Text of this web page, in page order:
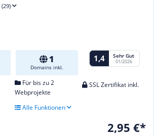
(29)
1
Domains inkl.
1,4 Sehr Gut
01/2026
Für bis zu 2
Webprojekte
SSL Zertifikat inkl.
Alle Funktionen
2,95 €*